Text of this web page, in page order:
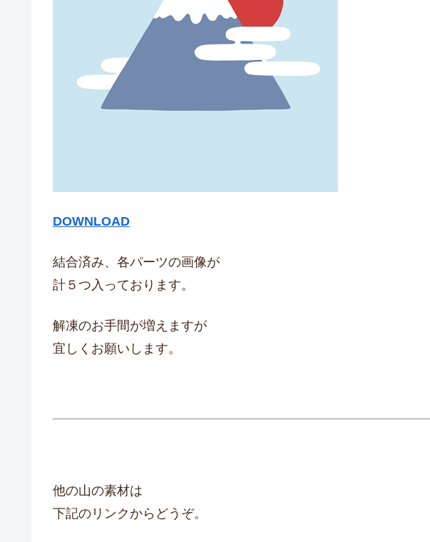
DOWNLOAD
結合済み、各パーツの画像が
計５つ入っております。
解凍のお手間が増えますが
宜しくお願いします。
他の山の素材は
下記のリンクからどうぞ。